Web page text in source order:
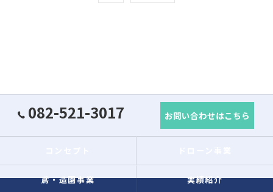
082-521-3017 お問い合わせはこちら
鳶・造園事業 実績紹介